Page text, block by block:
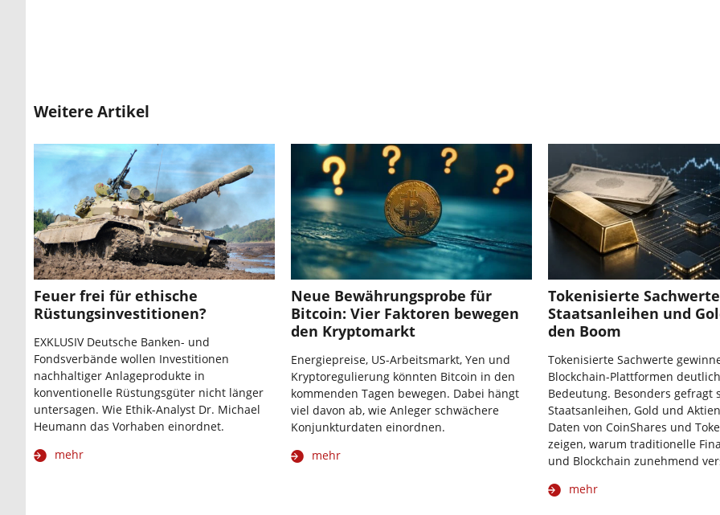
Weitere Artikel
Feuer frei für ethische
Rüstungsinvestitionen?
EXKLUSIV Deutsche Banken- und
Fondsverbände wollen Investitionen
nachhaltiger Anlageprodukte in
konventionelle Rüstungsgüter nicht länger
untersagen. Wie Ethik-Analyst Dr. Michael
Heumann das Vorhaben einordnet.
mehr
Neue Bewährungsprobe für
Bitcoin: Vier Faktoren bewegen
den Kryptomarkt
Energiepreise, US-Arbeitsmarkt, Yen und
Kryptoregulierung könnten Bitcoin in den
kommenden Tagen bewegen. Dabei hängt
viel davon ab, wie Anleger schwächere
Konjunkturdaten einordnen.
mehr
Tokenisierte
Staatsanleihen und
den Boom
Tokenisierte Sachwerte
Blockchain-Plattformen
Bedeutung. Besonders gefragt
Staatsanleihen, Gold und
Daten von CoinShares und
zeigen, warum traditionelle
und Blockchain zunehmend
mehr